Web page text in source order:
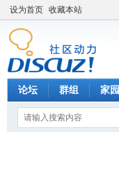
设为首页 收藏本站
论坛 群组 家园